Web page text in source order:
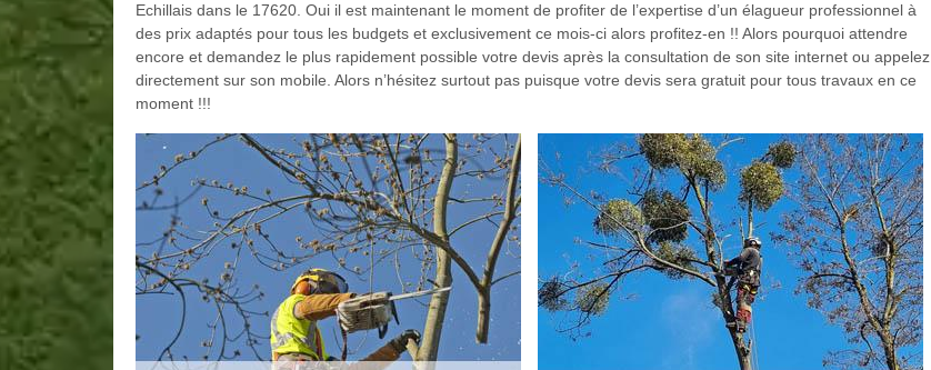
Echillais dans le 17620. Oui il est maintenant le moment de profiter de l’expertise d’un élagueur professionnel à
des prix adaptés pour tous les budgets et exclusivement ce mois-ci alors profitez-en !! Alors pourquoi attendre
encore et demandez le plus rapidement possible votre devis après la consultation de son site internet ou appelez
directement sur son mobile. Alors n’hésitez surtout pas puisque votre devis sera gratuit pour tous travaux en ce
moment !!!